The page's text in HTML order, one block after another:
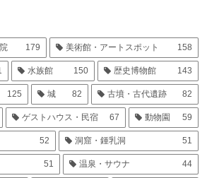
179 美術館・アートスポット 158
水族館 150 歴史博物館 143
125 城 82 古墳・古代遺跡 82
ゲストハウス・民宿 67 動物園 59
52 洞窟・鍾乳洞 51
51 温泉・サウナ 44